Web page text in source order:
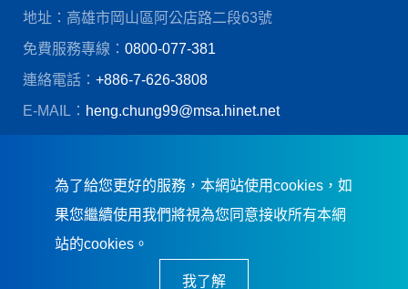
地址：高雄市岡山區阿公店路二段63號
免費服務專線： 0800-077-381
連絡電話： +886-7-626-3808
E-MAIL： heng.chung99@msa.hinet.net
為了給您更好的服務，本網站使用cookies，如
果您繼續使用我們將視為您同意接收所有本網
站的cookies。
我了解